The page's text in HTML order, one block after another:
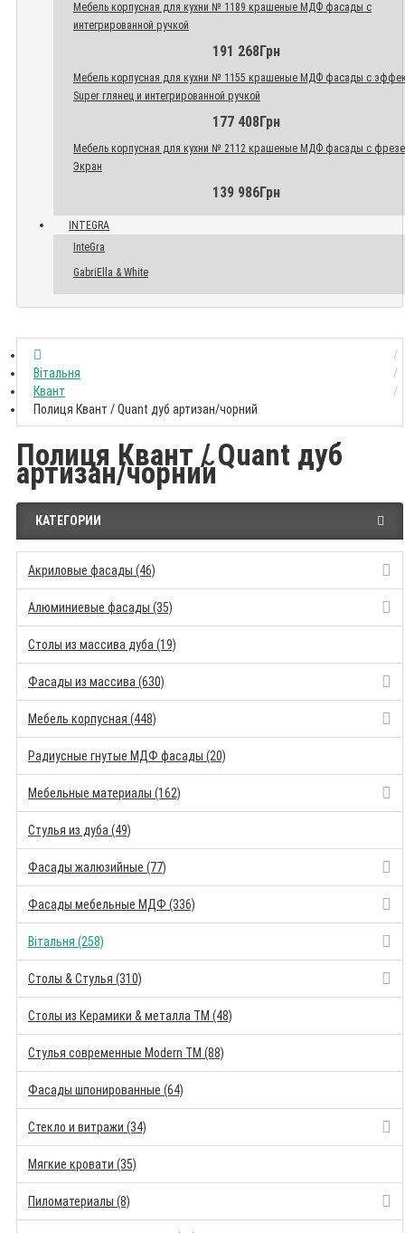
Мебель корпусная для кухни № 1189 крашеные МДФ фасады с
интегрированной ручкой
191 268Грн
Мебель корпусная для кухни № 1155 крашеные МДФ фасады с
Super глянец и интегрированной ручкой
177 408Грн
Мебель корпусная для кухни № 2112 крашеные МДФ фасады с
Экран
139 986Грн
INTEGRA
InteGra
GabriElla & White
Вітальня
Квант
Полиця Квант / Quant дуб артизан/чорний
Полиця Квант / Quant дуб
артизан/чорний
КАТЕГОРИИ
Акриловые фасады (46)
Алюминиевые фасады (35)
Столы из массива дуба (19)
Фасады из массива (630)
Мебель корпусная (448)
Радиусные гнутые МДФ фасады (20)
Мебельные материалы (162)
Стулья из дуба (49)
Фасады жалюзийные (77)
Фасады мебельные МДФ (336)
Вітальня (258)
Столы & Стулья (310)
Столы из Керамики & металла TM (48)
Стулья современные Modern TM (88)
Фасады шпонированные (64)
Стекло и витражи (34)
Мягкие кровати (35)
Пиломатериалы (8)